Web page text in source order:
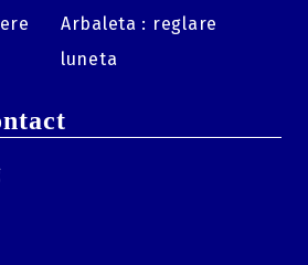
Arbaleta : reglare
luneta